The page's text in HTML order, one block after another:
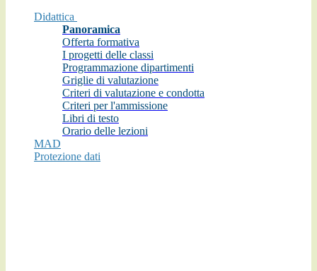
Didattica
Panoramica
Offerta formativa
I progetti delle classi
Programmazione dipartimenti
Griglie di valutazione
Criteri di valutazione e condotta
Criteri per l'ammissione
Libri di testo
Orario delle lezioni
MAD
Protezione dati